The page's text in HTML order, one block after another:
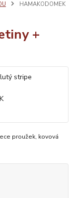
HAMAKODOMEK
+
proužek, kovová